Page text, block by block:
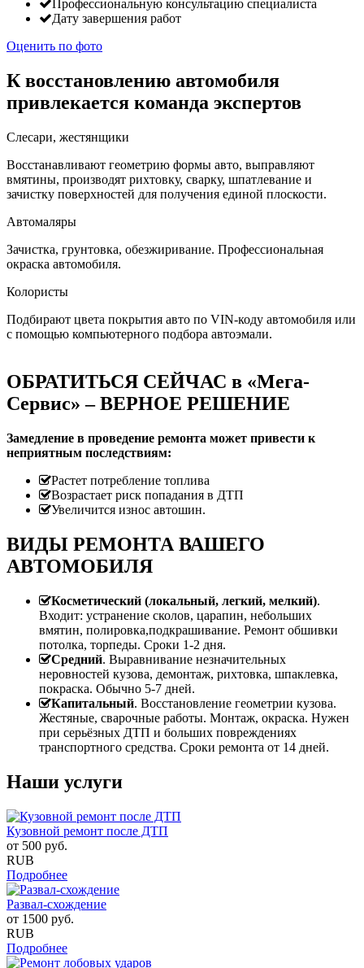
Профессиональную консультацию специалиста
Дату завершения работ
Оценить по фото
К восстановлению автомобиля
привлекается команда экспертов
Слесари, жестянщики
Восстанавливают геометрию формы авто, выправляют
вмятины, производят рихтовку, сварку, шпатлевание и
зачистку поверхностей для получения единой плоскости.
Автомаляры
Зачистка, грунтовка, обезжиривание. Профессиональная
окраска автомобиля.
Колористы
Подбирают цвета покрытия авто по VIN-коду автомобиля или
с помощью компьютерного подбора автоэмали.
ОБРАТИТЬСЯ СЕЙЧАС в «Мега-
Сервис» – ВЕРНОЕ РЕШЕНИЕ
Замедление в проведение ремонта может привести к
неприятным последствиям:
Растет потребление топлива
Возрастает риск попадания в ДТП
Увеличится износ автошин.
ВИДЫ РЕМОНТА ВАШЕГО
АВТОМОБИЛЯ
Косметический (локальный, легкий, мелкий).
Входит: устранение сколов, царапин, небольших
вмятин, полировка,подкрашивание. Ремонт обшивки
потолка, торпеды. Сроки 1-2 дня.
Средний. Выравнивание незначительных
неровностей кузова, демонтаж, рихтовка, шпаклевка,
покраска. Обычно 5-7 дней.
Капитальный. Восстановление геометрии кузова.
Жестяные, сварочные работы. Монтаж, окраска. Нужен
при серьёзных ДТП и больших повреждениях
транспортного средства. Сроки ремонта от 14 дней.
Наши услуги
Кузовной ремонт после ДТП
от 500 руб.
RUB
Подробнее
Развал-схождение
от 1500 руб.
RUB
Подробнее